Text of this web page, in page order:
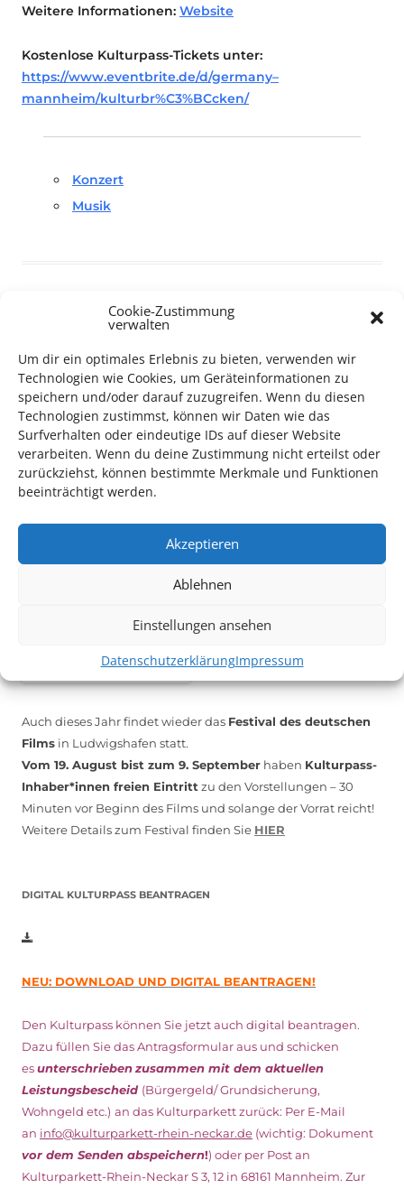
Cookie-Zustimmung
verwalten
Um dir ein optimales Erlebnis zu bieten, verwenden wir
Technologien wie Cookies, um Geräteinformationen zu
speichern und/oder darauf zuzugreifen. Wenn du diesen
Technologien zustimmst, können wir Daten wie das
Surfverhalten oder eindeutige IDs auf dieser Website
verarbeiten. Wenn du deine Zustimmung nicht erteilst oder
zurückziehst, können bestimmte Merkmale und Funktionen
beeinträchtigt werden.
Akzeptieren
Ablehnen
Einstellungen ansehen
DatenschutzerklärungImpressum
Weitere Informationen: Website
Kostenlose Kulturpass-Tickets unter:
https://www.eventbrite.de/d/germany–
mannheim/kulturbr%C3%BCcken/
Konzert
Musik
Das Kulturparkett freut sich stets überehrenamtliche
Mithilfe im Bereich Technik. Sie haben Interesse? Dann
melden Sie sich unter
info@kulturparkett-rhein-neckar.de
*KULTURTIPP SOMMERPAUSE: FESTIVAL DES DEUTSCHEN FILMS*
Auch dieses Jahr findet wieder das Festival des deutschen
Films in Ludwigshafen statt.
Vom 19. August bist zum 9. September haben Kulturpass-
Inhaber*innen freien Eintritt zu den Vorstellungen – 30
Minuten vor Beginn des Films und solange der Vorrat reicht!
Weitere Details zum Festival finden Sie HIER
DIGITAL KULTURPASS BEANTRAGEN
NEU: DOWNLOAD UND DIGITAL BEANTRAGEN!
Den Kulturpass können Sie jetzt auch digital beantragen.
Dazu füllen Sie das Antragsformular aus und schicken
esunterschriebenzusammen mit dem aktuellen
Leistungsbescheid (Bürgergeld/ Grundsicherung,
Wohngeld etc.) an das Kulturparkett zurück: Per E-Mail
an info@kulturparkett-rhein-neckar.de (wichtig: Dokument
vor dem Senden abspeichern!) oder per Post an
Kulturparkett-Rhein-Neckar S 3, 12 in 68161 Mannheim. Zur